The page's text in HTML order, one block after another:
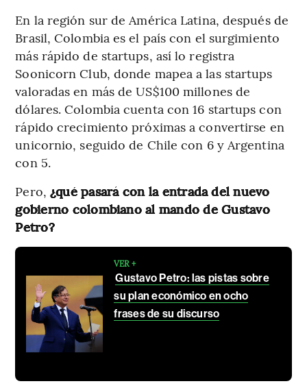
En la región sur de América Latina, después de
Brasil, Colombia es el país con el surgimiento
más rápido de startups, así lo registra
Soonicorn Club, donde mapea a las startups
valoradas en más de US$100 millones de
dólares. Colombia cuenta con 16 startups con
rápido crecimiento próximas a convertirse en
unicornio, seguido de Chile con 6 y Argentina
con 5.
Pero, ¿qué pasará con la entrada del nuevo
gobierno colombiano al mando de Gustavo
Petro?
VER +
Gustavo Petro: las pistas sobre
su plan económico en ocho
frases de su discurso